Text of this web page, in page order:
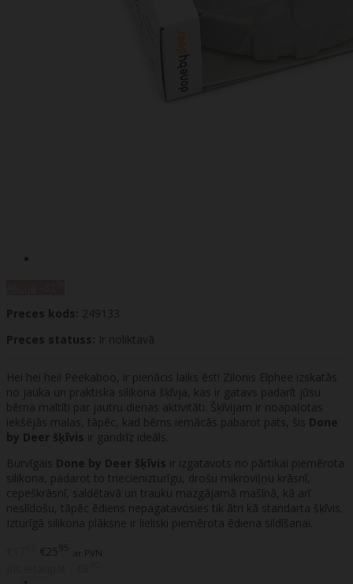
Preces kods: 249133
Preces statuss: Ir noliktavā
Hei hei hei! Peekaboo, ir pienācis laiks ēst! Zilonis Elphee izskatās
no jauka un praktiska silikona šķīvja, kas ir gatavs padarīt jūsu
bērna maltīti par jautru dienas aktivitāti. Šķīvijam ir noapaļotas
iekšējās malas, tāpēc, kad bērns iemācās pabarot pats, šis Done
by Deer šķīvis ir gandrīz ideāls.
Burvīgais Done by Deer šķīvis ir izgatavots no pārtikai piemērota
silikona, padarot to triecienizturīgu, drošu mikroviļņu krāsnī,
cepeškrāsnī, saldētavā un trauku mazgājamā mašīnā, kā arī
neslīdošu, tāpēc ēdiens nepagatavosies tik ātri kā standarta šķīvis.
Izturīgā silikona plāksne ir lieliski piemērota ēdiena sildīšanai.
€2595 ar PVN